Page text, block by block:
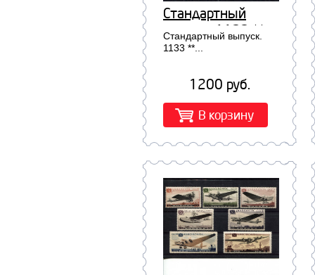
Стандартный
выпуск. 1133 **
Стандартный выпуск.
1133 **...
1200 руб.
В корзину